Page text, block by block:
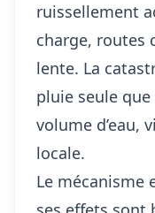
ruissellement
charge, routes
lente. La
pluie seule
volume d’eau,
locale.
Le mécanisme